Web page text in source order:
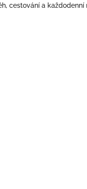
cestování a každodenní